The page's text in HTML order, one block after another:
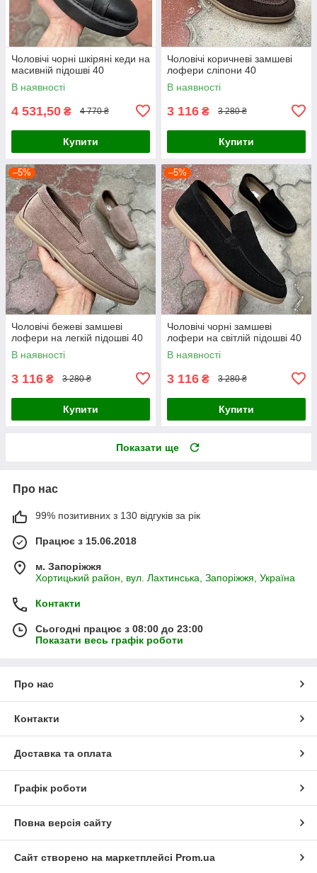
Чоловічі чорні шкіряні кеди на
масивній підошві 40
В наявності
4 531,50 ₴ 4 770 ₴
Купити
Чоловічі коричневі замшеві
лофери сліпони 40
В наявності
3 116 ₴ 3 280 ₴
Купити
–5%
Чоловічі бежеві замшеві
лофери на легкій підошві 40
В наявності
3 116 ₴ 3 280 ₴
Купити
–5%
Чоловічі чорні замшеві
лофери на світлій підошві 40
В наявності
3 116 ₴ 3 280 ₴
Купити
Показати ще
Про нас
99% позитивних з 130 відгуків за рік
Працює з 15.06.2018
м. Запоріжжя
Хортицький район, вул. Лахтинська, Запоріжжя, Україна
Контакти
Сьогодні працює з 08:00 до 23:00
Показати весь графік роботи
Про нас
Контакти
Доставка та оплата
Графік роботи
Повна версія сайту
Сайт створено на маркетплейсі Prom.ua